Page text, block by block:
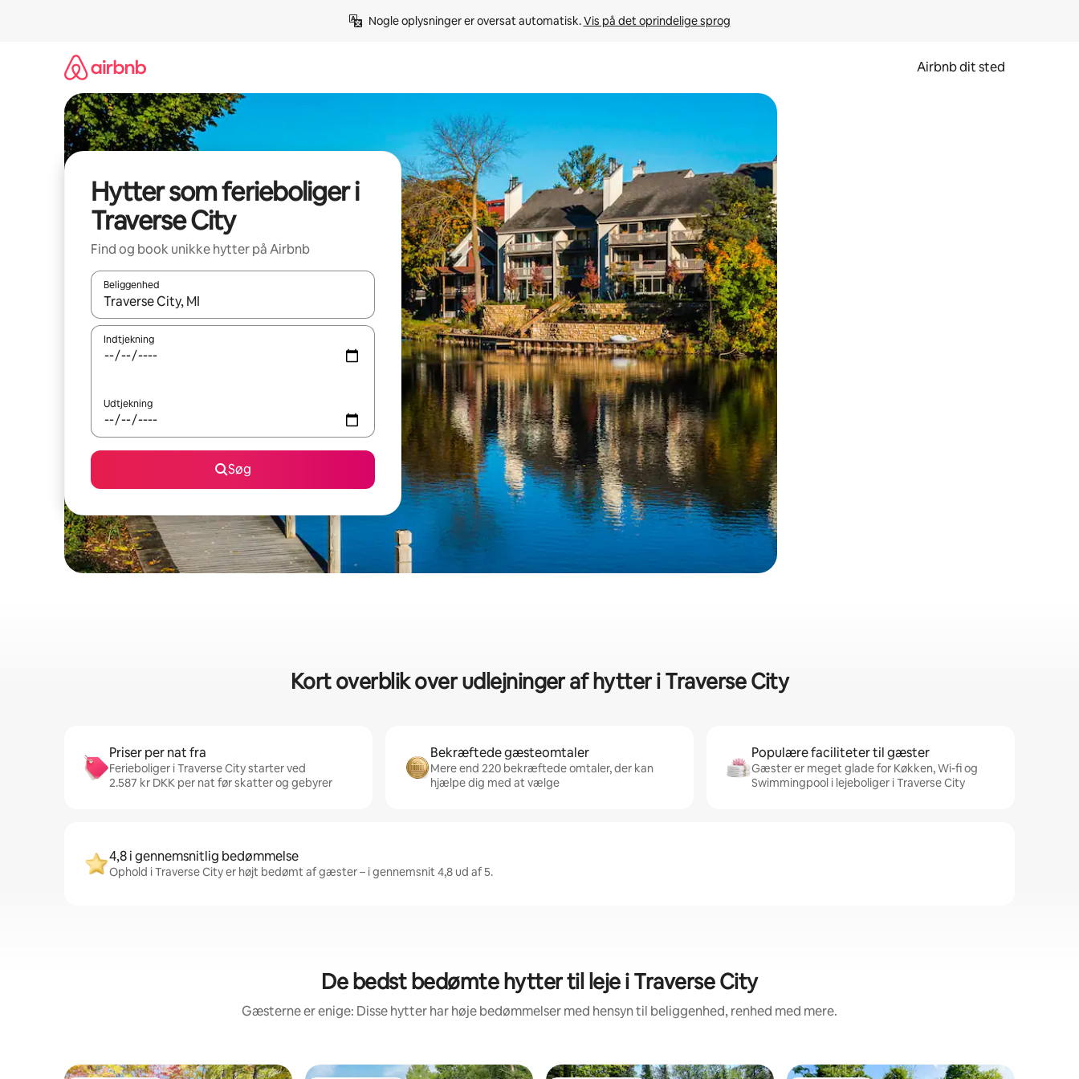
Nogle oplysninger er oversat automatisk. Vis på det oprindelige sprog
Airbnb dit sted
Hytter som ferieboliger i
Traverse City
Find og book unikke hytter på Airbnb
Beliggenhed
Når resultaterne er tilgængelige, skal du navigere med piletasterne op og ned eller se mere ved at trykke eller stryge.
Indtjekning
Udtjekning
Søg
Kort overblik over udlejninger af hytter i Traverse City
Priser per nat fra
Ferieboliger i Traverse City starter ved
2.587 kr DKK per nat før skatter og gebyrer
Bekræftede gæsteomtaler
Mere end 220 bekræftede omtaler, der kan
hjælpe dig med at vælge
Populære faciliteter til gæster
Gæster er meget glade for Køkken, Wi-fi og
Swimmingpool i lejeboliger i Traverse City
4,8 i gennemsnitlig bedømmelse
Ophold i Traverse City er højt bedømt af gæster – i gennemsnit 4,8 ud af 5.
De bedst bedømte hytter til leje i Traverse City
Gæsterne er enige: Disse hytter har høje bedømmelser med hensyn til beliggenhed, renhed med mere.